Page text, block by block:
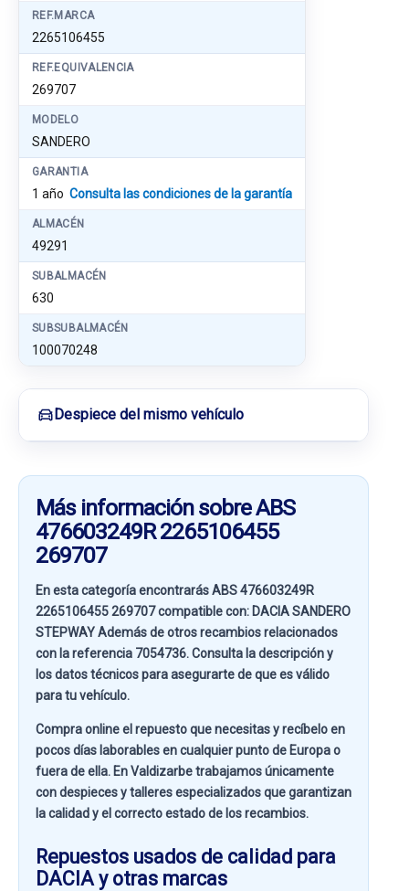
REF.MARCA
2265106455
REF.EQUIVALENCIA
269707
MODELO
SANDERO
GARANTIA
1 año Consulta las condiciones de la garantía
ALMACÉN
49291
SUBALMACÉN
630
SUBSUBALMACÉN
100070248
Despiece del mismo vehículo
Más información sobre ABS
476603249R 2265106455
269707
En esta categoría encontrarás ABS 476603249R
2265106455 269707 compatible con: DACIA SANDERO
STEPWAYAdemás de otros recambios relacionados
con la referencia 7054736. Consulta la descripción y
los datos técnicos para asegurarte de que es válido
para tu vehículo.
Compra online el repuesto que necesitas y recíbelo en
pocos días laborables en cualquier punto de Europa o
fuera de ella. EnValdizarbetrabajamos únicamente
con despieces y talleres especializados que garantizan
la calidad y el correcto estado de los recambios.
Repuestos usados de calidad para
DACIA y otras marcas